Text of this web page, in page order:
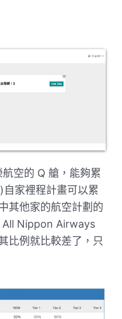
空的 Q 艙，能夠累
家裡程計畫可以累
其他家的航空計劃的
All Nippon Airways
比例就比較差了，只